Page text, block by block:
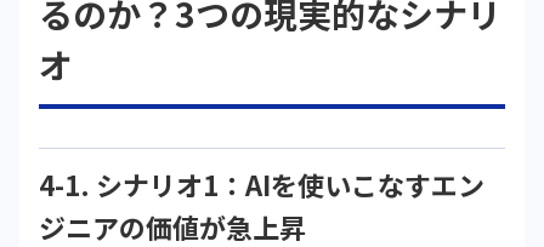
るのか？3つの現実的なシナリ
オ
4-1. シナリオ1：AIを使いこなすエン
ジニアの価値が急上昇